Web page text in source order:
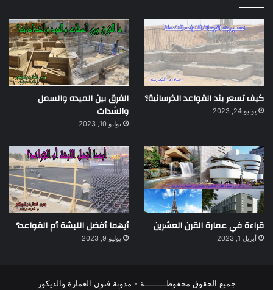
كيف تسعر بند القواعد الخرسانية؟
يونيو 24, 2023
الفرق بين الميده والسمل
والشدات
يوليو 10, 2023
قراءة في عمارة القرن العشرين
أبريل 1, 2023
أيهما أفضل اللبشة أم القواعد؟
يوليو 9, 2023
جميع الحقوق محفوظـــــــــة - مدونة فنون العمارة والديكور